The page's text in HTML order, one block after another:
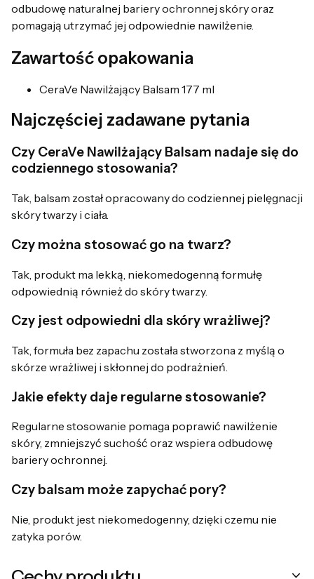
odbudowę naturalnej bariery ochronnej skóry oraz
pomagają utrzymać jej odpowiednie nawilżenie.
Zawartość opakowania
CeraVe Nawilżający Balsam 177 ml
Najczęściej zadawane pytania
Czy CeraVe Nawilżający Balsam nadaje się do
codziennego stosowania?
Tak, balsam został opracowany do codziennej pielęgnacji
skóry twarzy i ciała.
Czy można stosować go na twarz?
Tak, produkt ma lekką, niekomedogenną formułę
odpowiednią również do skóry twarzy.
Czy jest odpowiedni dla skóry wrażliwej?
Tak, formuła bez zapachu została stworzona z myślą o
skórze wrażliwej i skłonnej do podrażnień.
Jakie efekty daje regularne stosowanie?
Regularne stosowanie pomaga poprawić nawilżenie
skóry, zmniejszyć suchość oraz wspiera odbudowę
bariery ochronnej.
Czy balsam może zapychać pory?
Nie, produkt jest niekomedogenny, dzięki czemu nie
zatyka porów.